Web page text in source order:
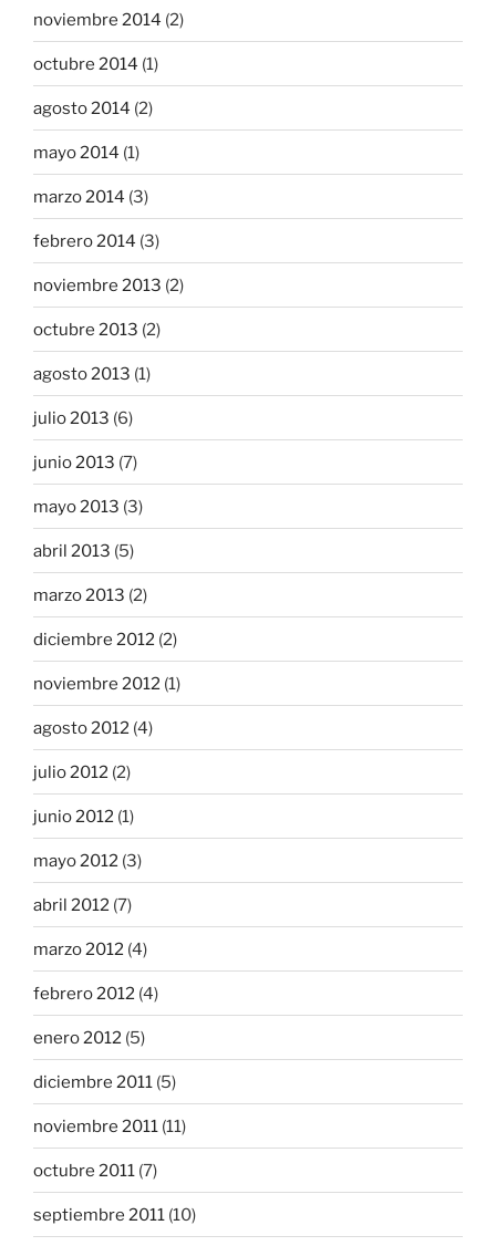
noviembre 2014 (2)
octubre 2014 (1)
agosto 2014 (2)
mayo 2014 (1)
marzo 2014 (3)
febrero 2014 (3)
noviembre 2013 (2)
octubre 2013 (2)
agosto 2013 (1)
julio 2013 (6)
junio 2013 (7)
mayo 2013 (3)
abril 2013 (5)
marzo 2013 (2)
diciembre 2012 (2)
noviembre 2012 (1)
agosto 2012 (4)
julio 2012 (2)
junio 2012 (1)
mayo 2012 (3)
abril 2012 (7)
marzo 2012 (4)
febrero 2012 (4)
enero 2012 (5)
diciembre 2011 (5)
noviembre 2011 (11)
octubre 2011 (7)
septiembre 2011 (10)